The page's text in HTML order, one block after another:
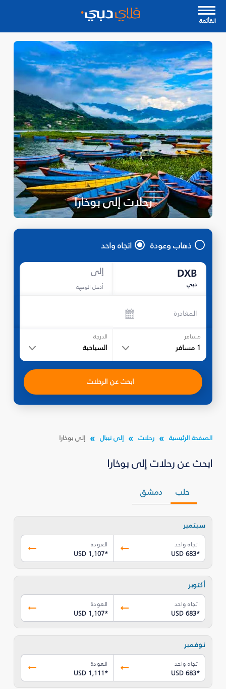
القأئمة
رحلات إلى بوخارا
ذهاب وعودة اتجاه واحد
DXB
دبي
إلى
أدخل الوجهة
المغادرة
مسافر
1 مسافر
الدرجة
السياحية
ابحث عن الرحلات
الصفحة الرئيسية رحلات إلى نيبال إلى بوخارا
ابحث عن رحلات إلى بوخارا
حلب دمشق
سبتمبر
اتجاه واحد
USD 683*
العودة
USD 1,107*
أكتوبر
اتجاه واحد
USD 683*
العودة
USD 1,107*
نوفمبر
اتجاه واحد
USD 683*
العودة
USD 1,111*